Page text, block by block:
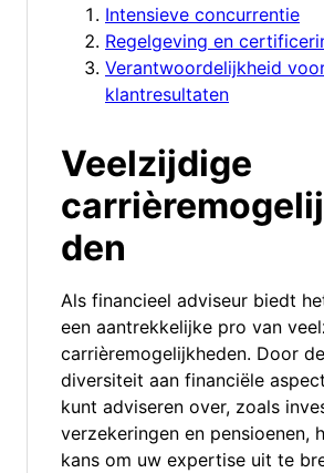
Intensieve concurrentie
Regelgeving en
Verantwoordelijkheid
klantresultaten
Veelzijdige
den
Als financieel adviseur biedt
een aantrekkelijke pro van
carrièremogelijkheden. Door de
diversiteit aan financiële
kunt adviseren over, zoals
verzekeringen en pensioenen,
kans om uw expertise uit te